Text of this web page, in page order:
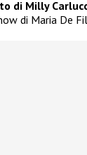
di Milly
di Maria De